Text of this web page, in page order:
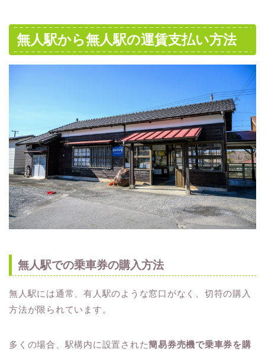
無人駅から無人駅の運賃支払い方法
無人駅での乗車券の購入方法
無人駅には通常、有人駅のような窓口がなく、切符の購入
方法が限られています。
多くの場合、駅構内に設置された簡易券売機で乗車券を購